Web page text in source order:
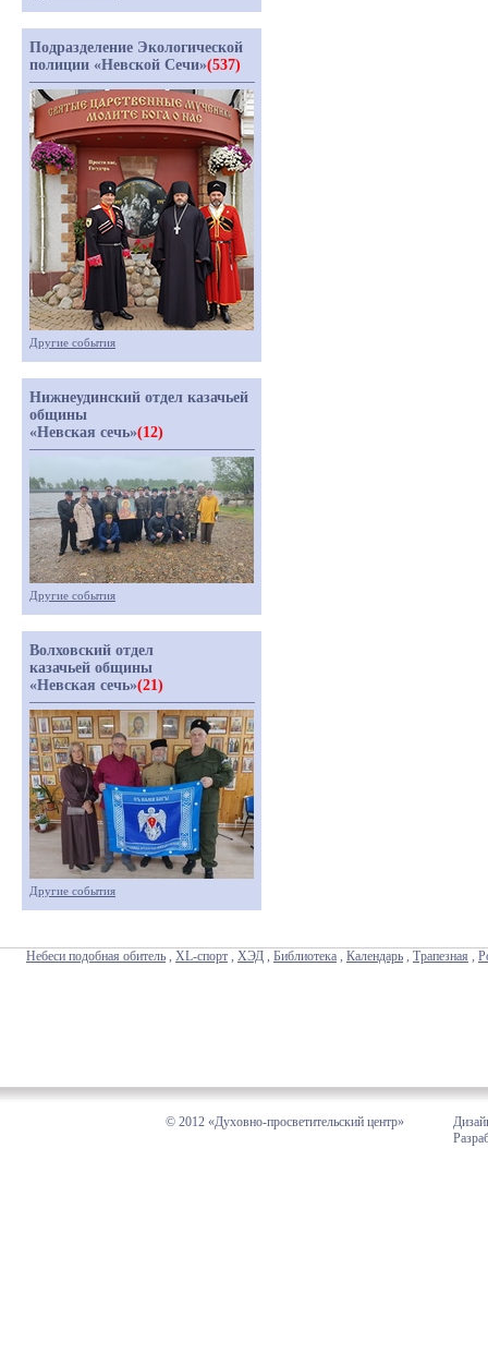
Подразделение Экологической
полиции «Невской Сечи»(537)
Другие события
Нижнеудинский отдел казачьей
общины
«Невская сечь»(12)
Другие события
Волховский отдел
казачьей общины
«Невская сечь»(21)
Другие события
Небеси подобная обитель , XL-спорт , ХЭД , Библиотека , Календарь , Трапезная ,
© 2012 «Духовно-просветительский центр»